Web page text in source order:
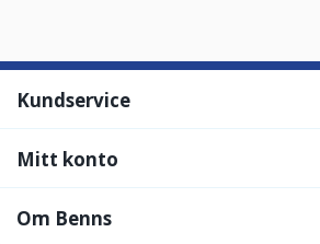
Kundservice
Mitt konto
Om Benns